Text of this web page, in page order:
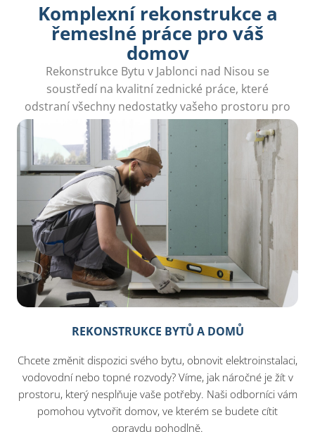
Komplexní rekonstrukce a
řemeslné práce pro váš
domov
Rekonstrukce Bytu v Jablonci nad Nisou se
soustředí na kvalitní zednické práce, které
odstraní všechny nedostatky vašeho prostoru pro
příjemnější bydlení.
REKONSTRUKCE BYTŮ A DOMŮ
Chcete změnit dispozici svého bytu, obnovit elektroinstalaci,
vodovodní nebo topné rozvody? Víme, jak náročné je žít v
prostoru, který nesplňuje vaše potřeby. Naši odborníci vám
pomohou vytvořit domov, ve kterém se budete cítit
opravdu pohodlně.